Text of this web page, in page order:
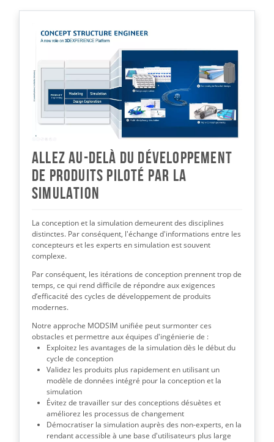
Allez au-delà du développement
de produits piloté par la
simulation
La conception et la simulation demeurent des disciplines
distinctes. Par conséquent, l'échange d'informations entre les
concepteurs et les experts en simulation est souvent
complexe.
Par conséquent, les itérations de conception prennent trop de
temps, ce qui rend difficile de répondre aux exigences
d’efficacité des cycles de développement de produits
modernes.
Notre approche MODSIM unifiée peut surmonter ces
obstacles et permettre aux équipes d'ingénierie de :
Exploitez les avantages de la simulation dès le début du
cycle de conception
Validez les produits plus rapidement en utilisant un
modèle de données intégré pour la conception et la
simulation
Évitez de travailler sur des conceptions désuètes et
améliorez les processus de changement
Démocratiser la simulation auprès des non-experts, en la
rendant accessible à une base d'utilisateurs plus large